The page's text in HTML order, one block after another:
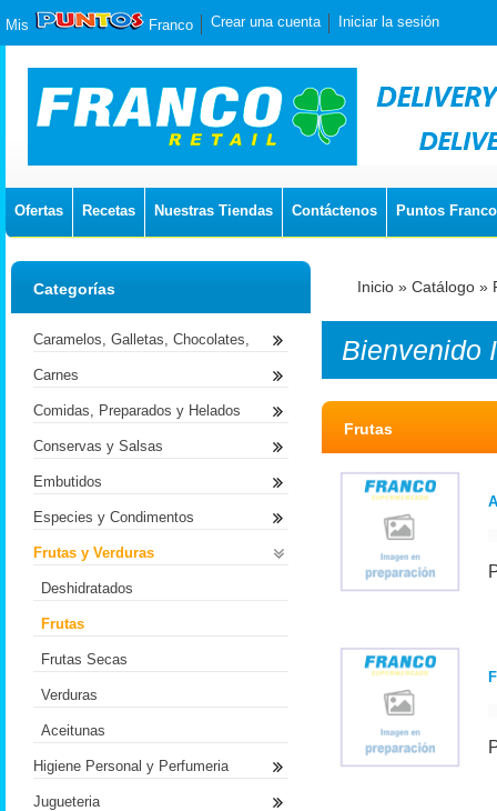
Mis Franco Crear una cuenta Iniciar la sesión
Ofertas Recetas Nuestras Tiendas Contáctenos Puntos Franco
Inicio » Catálogo »
Bienvenido
Frutas
Categorías
Caramelos, Galletas, Chocolates,
Carnes
Comidas, Preparados y Helados
Conservas y Salsas
Embutidos
Especies y Condimentos
Frutas y Verduras
Deshidratados
Frutas
Frutas Secas
Verduras
Aceitunas
Higiene Personal y Perfumeria
Jugueteria